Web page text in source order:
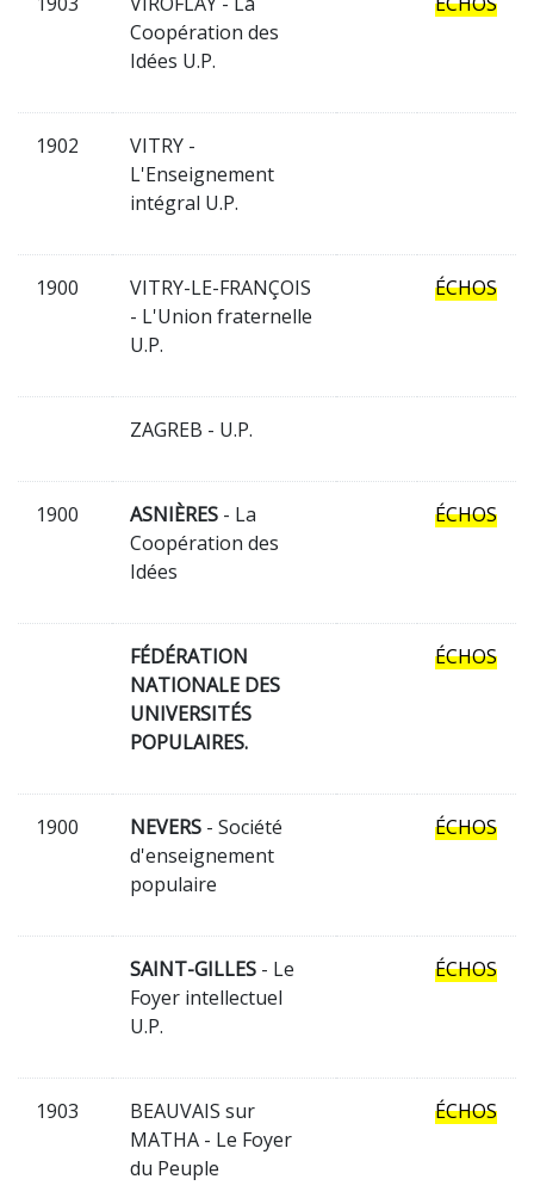
Coopération des
Idées U.P.
1902
VITRY -
L'Enseignement
intégral U.P.
1900
VITRY-LE-FRANÇOIS
- L'Union fraternelle
U.P.
ÉCHOS
ZAGREB - U.P.
1900 ASNIÈRES - La
Coopération des
Idées
ÉCHOS
FÉDÉRATION
NATIONALE DES
UNIVERSITÉS
POPULAIRES.
ÉCHOS
1900 NEVERS - Société
d'enseignement
populaire
ÉCHOS
SAINT-GILLES - Le
Foyer intellectuel
U.P.
ÉCHOS
1903
BEAUVAIS sur
MATHA - Le Foyer
du Peuple
ÉCHOS